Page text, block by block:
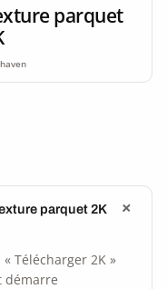
parquet
parquet 2K
Télécharger 2K »
démarre